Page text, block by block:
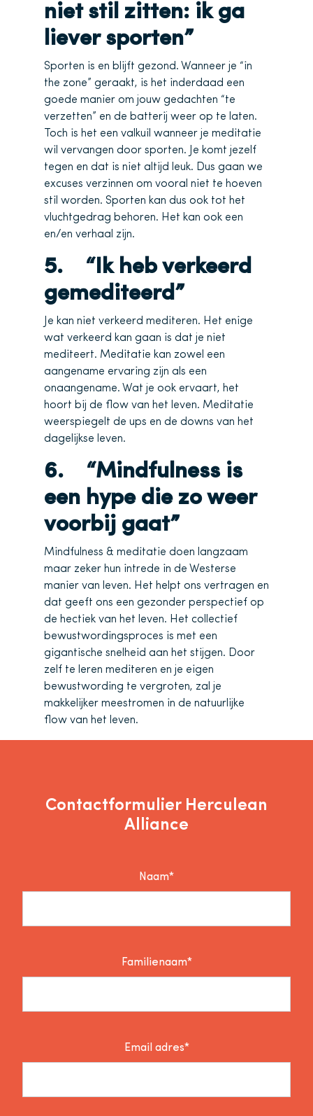
niet stil zitten: ik ga
liever sporten”
Sporten is en blijft gezond. Wanneer je “in
the zone” geraakt, is het inderdaad een
goede manier om jouw gedachten “te
verzetten” en de batterij weer op te laten.
Toch is het een valkuil wanneer je meditatie
wil vervangen door sporten. Je komt jezelf
tegen en dat is niet altijd leuk. Dus gaan we
excuses verzinnen om vooral niet te hoeven
stil worden. Sporten kan dus ook tot het
vluchtgedrag behoren. Het kan ook een
en/en verhaal zijn.
5. “Ik heb verkeerd
gemediteerd”
Je kan niet verkeerd mediteren. Het enige
wat verkeerd kan gaan is dat je niet
mediteert. Meditatie kan zowel een
aangename ervaring zijn als een
onaangename. Wat je ook ervaart, het
hoort bij de flow van het leven. Meditatie
weerspiegelt de ups en de downs van het
dagelijkse leven.
6. “Mindfulness is
een hype die zo weer
voorbij gaat”
Mindfulness & meditatie doen langzaam
maar zeker hun intrede in de Westerse
manier van leven. Het helpt ons vertragen en
dat geeft ons een gezonder perspectief op
de hectiek van het leven. Het collectief
bewustwordingsproces is met een
gigantische snelheid aan het stijgen. Door
zelf te leren mediteren en je eigen
bewustwording te vergroten, zal je
makkelijker meestromen in de natuurlijke
flow van het leven.
Contactformulier Herculean
Alliance
Naam*
Familienaam*
Email adres*